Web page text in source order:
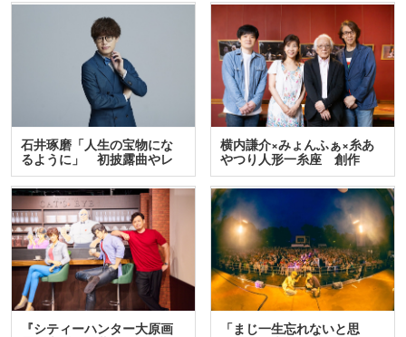
石井琢磨「人生の宝物にな
るように」 初披露曲やレ
ア…
横内謙介×みょんふぁ×糸あ
やつり人形一糸座 創作
人…
『シティーハンター大原画
「まじ一生忘れないと思